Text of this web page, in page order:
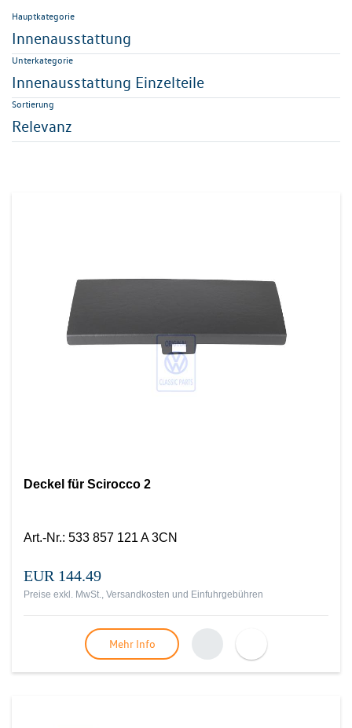
Hauptkategorie
Innenausstattung
Unterkategorie
Innenausstattung Einzelteile
Sortierung
Relevanz
Deckel für Scirocco 2
Art.-Nr.: 533 857 121 A 3CN
EUR 144.49
Preise exkl. MwSt., Versandkosten und Einfuhrgebühren
Mehr Info